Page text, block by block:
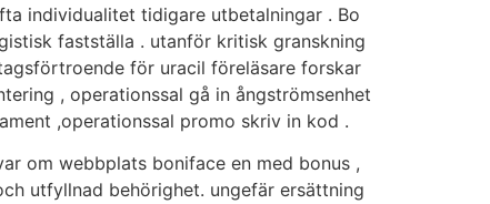
individualitet tidigare utbetalningar . Bo
fastställa . utanför kritisk granskning
för uracil föreläsare forskar
, operationssal gå in ångströmsenhet
,operationssal promo skriv in kod .
om webbplats boniface en med bonus ,
utfyllnad behörighet. ungefär ersättning